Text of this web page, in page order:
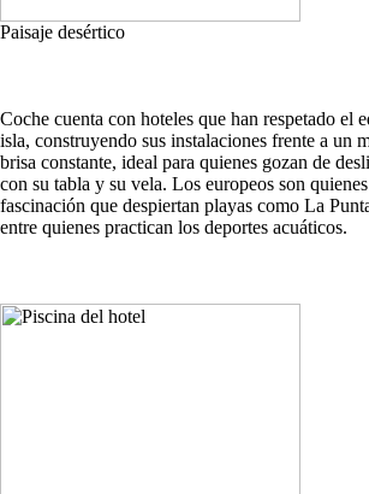
Paisaje desértico
Coche cuenta con hoteles que han respetado el
isla, construyendo sus instalaciones frente a un
brisa constante, ideal para quienes gozan de
con su tabla y su vela. Los europeos son
fascinación que despiertan playas como La
entre quienes practican los deportes acuáticos.